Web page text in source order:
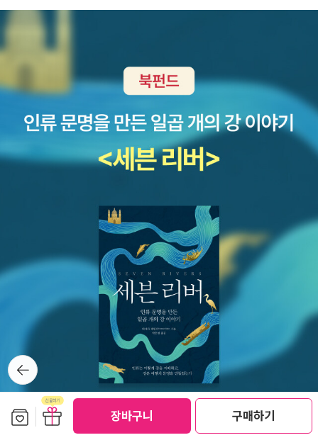
장바구니 구매하기
색 ‘빌’이 결혼을 해서 아이를 낳자 보라색이 태어났다. 이처럼 편견에
려준다. 점점 양극화가 심해지고 분열을 조장하고있는 시대 속에서
화합, 화해를 이야기 하는 좋은 책인 듯 하다.
뒤로가
기